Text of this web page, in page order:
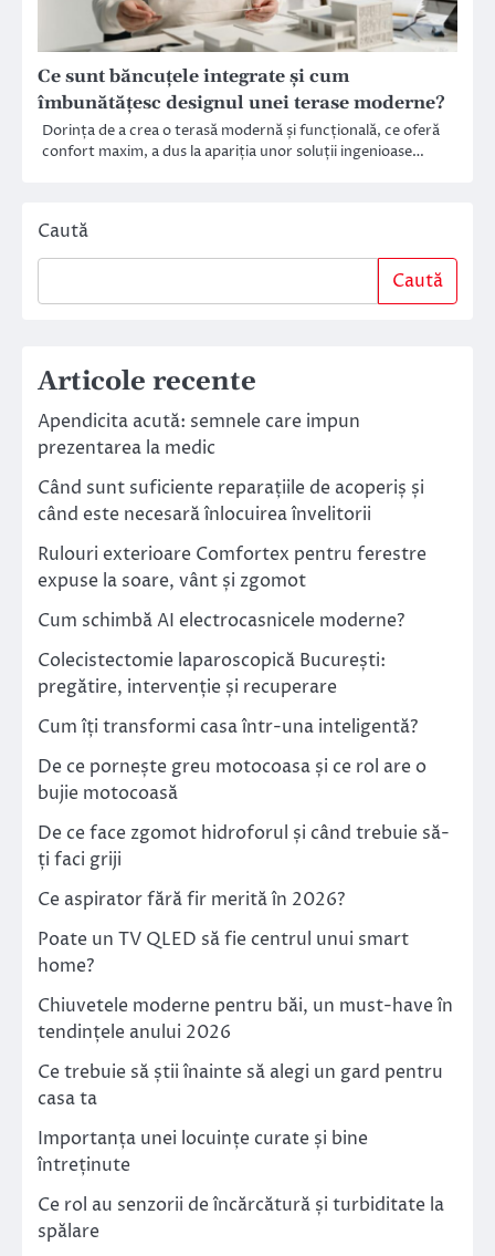
Ce sunt băncuțele integrate și cum
îmbunătățesc designul unei terase moderne?
Dorința de a crea o terasă modernă și funcțională, ce oferă
confort maxim, a dus la apariția unor soluții ingenioase…
Caută
Caută
Articole recente
Apendicita acută: semnele care impun
prezentarea la medic
Când sunt suficiente reparațiile de acoperiș și
când este necesară înlocuirea învelitorii
Rulouri exterioare Comfortex pentru ferestre
expuse la soare, vânt și zgomot
Cum schimbă AI electrocasnicele moderne?
Colecistectomie laparoscopică București:
pregătire, intervenție și recuperare
Cum îți transformi casa într-una inteligentă?
De ce pornește greu motocoasa și ce rol are o
bujie motocoasă
De ce face zgomot hidroforul și când trebuie să-
ți faci griji
Ce aspirator fără fir merită în 2026?
Poate un TV QLED să fie centrul unui smart
home?
Chiuvetele moderne pentru băi, un must-have în
tendințele anului 2026
Ce trebuie să știi înainte să alegi un gard pentru
casa ta
Importanța unei locuințe curate și bine
întreținute
Ce rol au senzorii de încărcătură și turbiditate la
spălare